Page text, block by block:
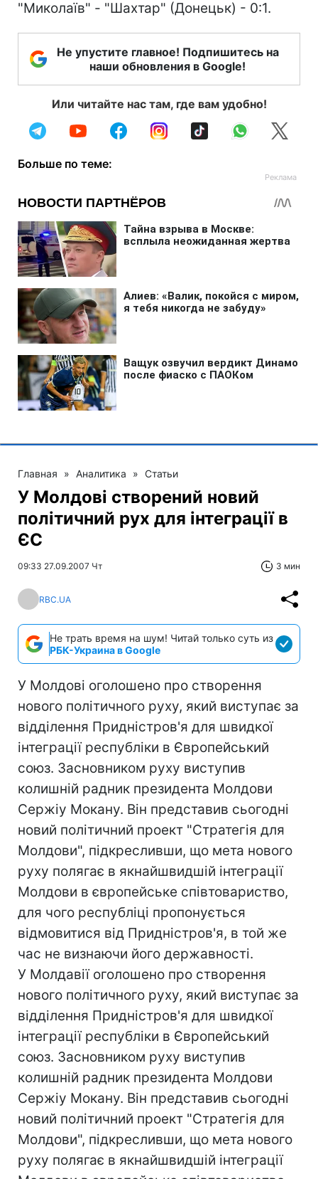
"Миколаїв" - "Шахтар" (Донецьк) - 0:1.
Не упустите главное! Подпишитесь на
наши обновления в Google!
Или читайте нас там, где вам удобно!
Больше по теме:
Главная » Аналитика » Статьи
У Молдові створений новий
політичний рух для інтеграції в
ЄС
09:33 27.09.2007 Чт 3 мин
RBC.UA
Не трать время на шум! Читай только суть из
РБК-Украина в Google
У Молдові оголошено про створення
нового політичного руху, який виступає за
відділення Придністров'я для швидкої
інтеграції республіки в Європейський
союз. Засновником руху виступив
колишній радник президента Молдови
Сержіу Мокану. Він представив сьогодні
новий політичний проект "Стратегія для
Молдови", підкресливши, що мета нового
руху полягає в якнайшвидшій інтеграції
Молдови в європейське співтовариство,
для чого республіці пропонується
відмовитися від Придністров'я, в той же
час не визнаючи його державності.
У Молдавії оголошено про створення
нового політичного руху, який виступає за
відділення Придністров'я для швидкої
інтеграції республіки в Європейський
союз. Засновником руху виступив
колишній радник президента Молдови
Сержіу Мокану. Він представив сьогодні
новий політичний проект "Стратегія для
Молдови", підкресливши, що мета нового
руху полягає в якнайшвидшій інтеграції